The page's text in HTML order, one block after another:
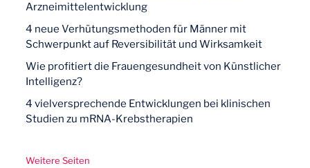
Arzneimittelentwicklung
4 neue Verhütungsmethoden für Männer mit
Schwerpunkt auf Reversibilität und Wirksamkeit
Wie profitiert die Frauengesundheit von Künstlicher
Intelligenz?
4 vielversprechende Entwicklungen bei klinischen
Studien zu mRNA-Krebstherapien
Weitere Seiten